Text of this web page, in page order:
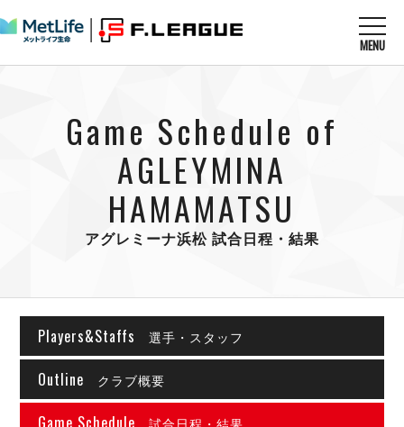
MENU
すべてのニュース
Ｆチャレンジリーグ
メディア情報
その他
試合を観る MATCHES
メットライフ生命Ｆ１リーグ
警告・退場・出場停止選手
個人ランキング｜ゴール
個人ランキング｜シュート
個人ランキング｜シュート成功率
個人ランキング｜第2PK
クラブを知る CLUB
メットライフ生命Ｆ１リーグ
バルドラール浦安
フウガドールすみだ
しながわシティ
立川アスレティックFC
アリーナ情報 ARENA
リーグ概要 ABOUT US
Game Schedule of
AGLEYMINA
HAMAMATSU
アグレミーナ浜松 試合日程・結果
Players&Staffs 選手・スタッフ
Outline クラブ概要
Game Schedule